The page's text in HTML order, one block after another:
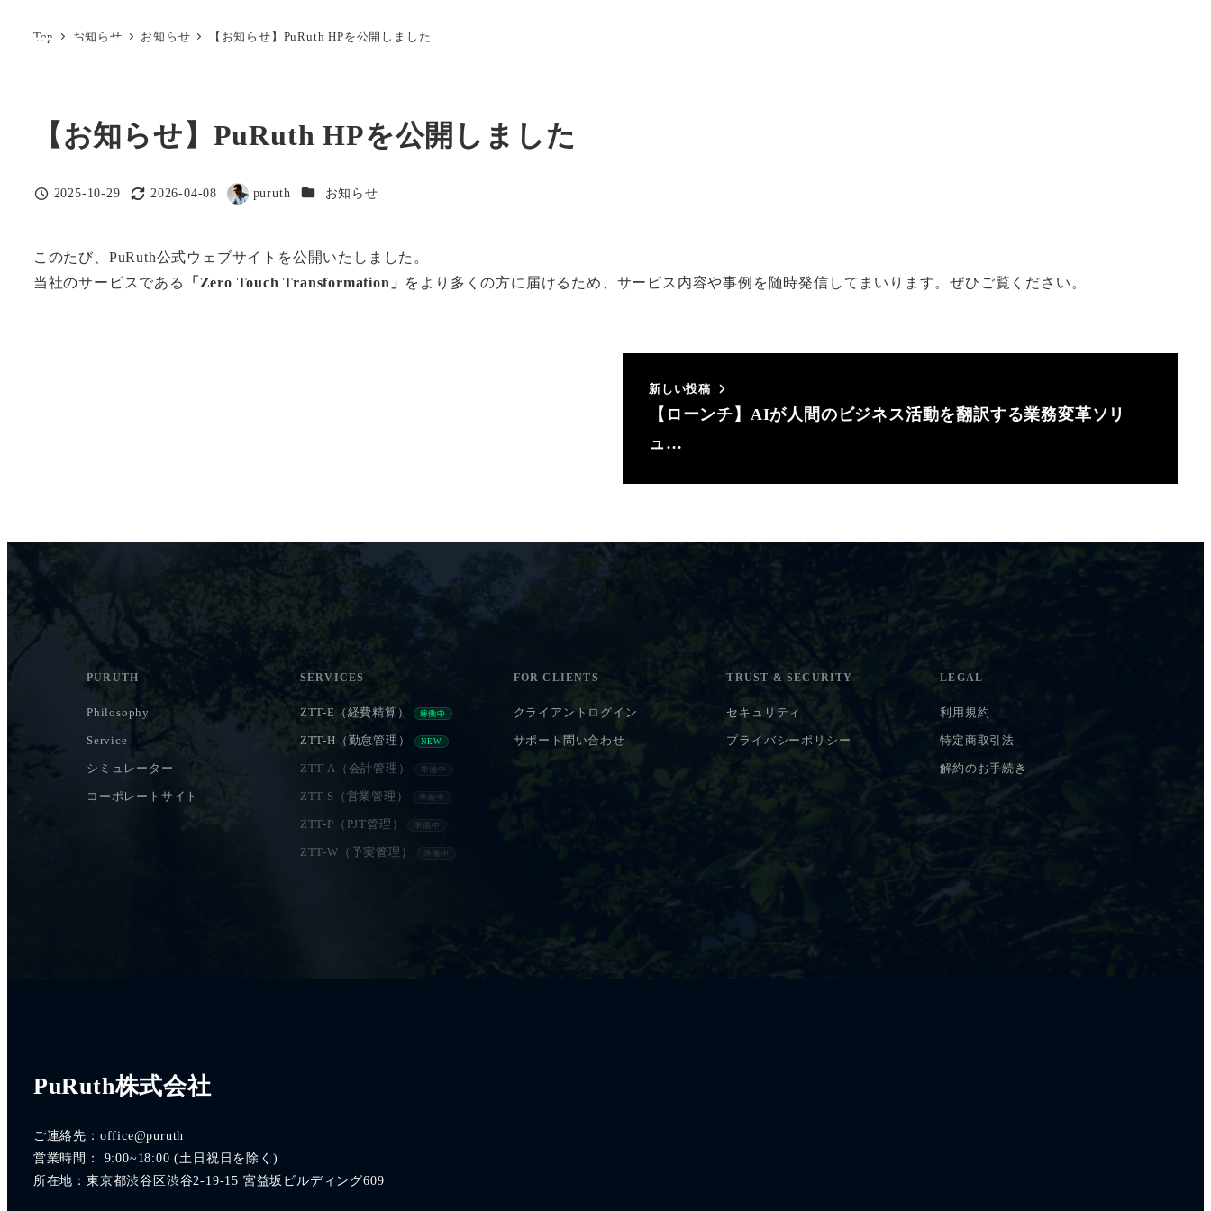
Top お知らせ お知らせ 【お知らせ】PuRuth HPを公開しました
【お知らせ】PuRuth HPを公開しました
投稿日
2025-10-29
更新日
2026-04-08
著
puruth お知らせカテゴリー
お知らせ
このたび、PuRuth公式ウェブサイトを公開いたしました。
当社のサービスである
「Zero Touch Transformation」 をより多くの方に届けるため、サービス内容や事例を随時発信してまいります。ぜひご覧ください。
新しい投稿
【ローンチ】AIが人間のビジネス活動を翻訳する業務変革ソリ
ュ…
PURUTH
Philosophy
Service
シミュレーター
コーポレートサイト
SERVICES
ZTT-E（経費精算） 稼働中
ZTT-H（勤怠管理） NEW
ZTT-A（会計管理） 準備中
ZTT-S（営業管理） 準備中
ZTT-P（PJT管理） 準備中
ZTT-W（予実管理） 準備中
FOR CLIENTS
クライアントログイン
サポート問い合わせ
TRUST & SECURITY
セキュリティ
プライバシーポリシー
LEGAL
利用規約
特定商取引法
解約のお手続き
PuRuth株式会社
ご連絡先：office@puruth
営業時間： 9:00~18:00 (土日祝日を除く)
所在地：東京都渋谷区渋谷2-19-15 宮益坂ビルディング609